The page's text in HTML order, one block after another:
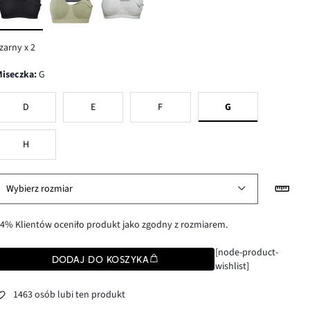
x 2
Miseczka:G
D E F G
H
Wybierz rozmiar
Klientów oceniło produkt jako zgodny z rozmiarem.
DODAJ DO KOSZYKA
[node-product-
wishlist]
1463 osób lubi ten produkt